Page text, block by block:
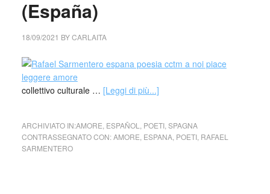
(España)
18/09/2021 BYCARLAITA
collettivo culturale … [Leggi di più...]
ARCHIVIATO IN:AMORE ESPAÑOL POETI, SPAGNA
CONTRASSEGNATO CON:AMORE ESPANA, POETI, RAFAEL
SARMENTERO